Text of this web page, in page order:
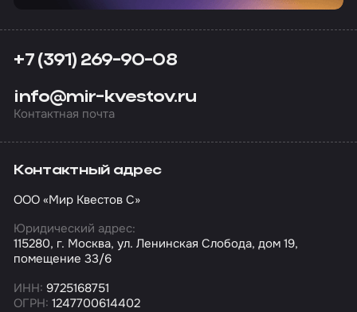
+7 (391) 269-90-08
info@mir-kvestov.ru
Контактная почта
Контактный адрес
ООО «Мир Квестов С»
Юридический адрес:
115280, г. Москва, ул. Ленинская Слобода, дом 19,
помещение 33/6
ИНН: 9725168751
ОГРН: 1247700614402